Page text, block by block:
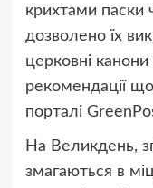
крихтами паски
дозволено їх
церковні
рекомендації
порталі
На Великдень,
змагаються в